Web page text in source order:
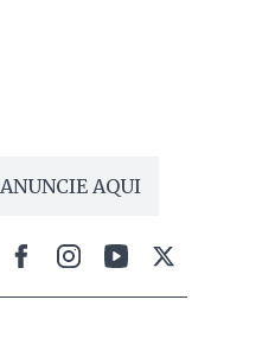
ANUNCIE AQUI